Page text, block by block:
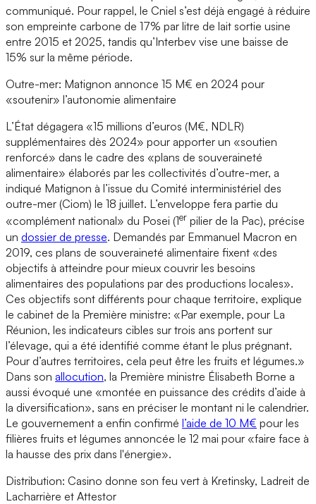
communiqué. Pour rappel, le Cniel s’est déjà engagé à réduire
son empreinte carbone de 17% par litre de lait sortie usine
entre 2015 et 2025, tandis qu’Interbev vise une baisse de
15% sur la même période.
Outre-mer: Matignon annonce 15 M€ en 2024 pour
«soutenir» l’autonomie alimentaire
L’État dégagera «15 millions d’euros (M€, NDLR)
supplémentaires dès 2024» pour apporter un «soutien
renforcé» dans le cadre des «plans de souveraineté
alimentaire» élaborés par les collectivités d’outre-mer, a
indiqué Matignon à l’issue du Comité interministériel des
outre-mer (Ciom) le 18 juillet. L’enveloppe fera partie du
«complément national» du Posei (1er pilier de la Pac), précise
un dossier de presse. Demandés par Emmanuel Macron en
2019, ces plans de souveraineté alimentaire fixent «des
objectifs à atteindre pour mieux couvrir les besoins
alimentaires des populations par des productions locales».
Ces objectifs sont différents pour chaque territoire, explique
le cabinet de la Première ministre: «Par exemple, pour La
Réunion, les indicateurs cibles sur trois ans portent sur
l’élevage, qui a été identifié comme étant le plus prégnant.
Pour d’autres territoires, cela peut être les fruits et légumes.»
Dans son allocution, la Première ministre Élisabeth Borne a
aussi évoqué une «montée en puissance des crédits d’aide à
la diversification», sans en préciser le montant ni le calendrier.
Le gouvernement a enfin confirmé l’aide de 10 M€ pour les
filières fruits et légumes annoncée le 12 mai pour «faire face à
la hausse des prix dans l'énergie».
Distribution: Casino donne son feu vert à Kretinsky, Ladreit de
Lacharrière et Attestor